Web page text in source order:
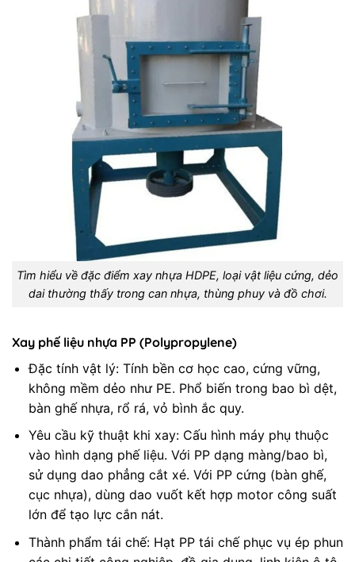
Tìm hiểu về đặc điểm xay nhựa HDPE, loại vật liệu cứng, dẻo
dai thường thấy trong can nhựa, thùng phuy và đồ chơi.
Xay phế liệu nhựa PP (Polypropylene)
Đặc tính vật lý: Tính bền cơ học cao, cứng vững,
không mềm dẻo như PE. Phổ biến trong bao bì dệt,
bàn ghế nhựa, rổ rá, vỏ bình ắc quy.
Yêu cầu kỹ thuật khi xay: Cấu hình máy phụ thuộc
vào hình dạng phế liệu. Với PP dạng màng/bao bì,
sử dụng dao phẳng cắt xé. Với PP cứng (bàn ghế,
cục nhựa), dùng dao vuốt kết hợp motor công suất
lớn để tạo lực cắn nát.
Thành phẩm tái chế: Hạt PP tái chế phục vụ ép phun